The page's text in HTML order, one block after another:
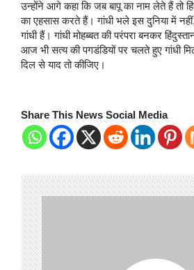
उन्होंने आगे कहा कि जब बापू का नाम लेते हैं तो
का एहसास करते हैं। गांधी भले इस दुनिया में
गांधी हैं। गांधी मोहब्बत की परंपरा बनकर
आज भी सत्य की पगडंडियों पर चलते हुए गांधी
दिल से याद तो कीजिए।
Share This News Social Media